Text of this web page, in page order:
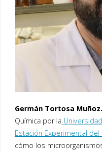
Germán Tortosa
Química por la
Estación Experimental del
cómo los